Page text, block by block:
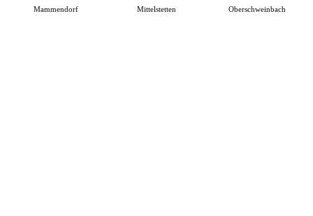
Mammendorf Mittelstetten Oberschweinbach